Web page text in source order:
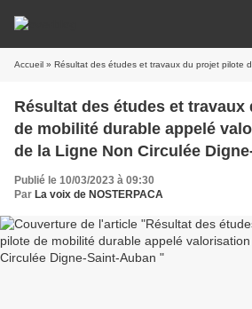
Accueil » Résultat des études et travaux du projet pilote de mobilité durable appelé
Résultat des études et
de mobilité durable appelé
de la Ligne Non Circulée
Publié le 10/03/2023 à 09:30
Par La voix de NOSTERPACA